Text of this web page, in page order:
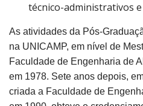
técnico-administrativos
As atividades da Pós-
na UNICAMP, em nível de
Faculdade de Engenharia de
em 1978. Sete anos depois,
criada a Faculdade de